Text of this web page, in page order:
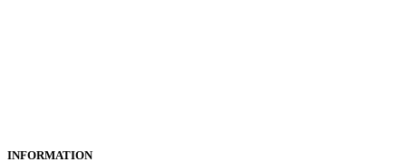
INFORMATION